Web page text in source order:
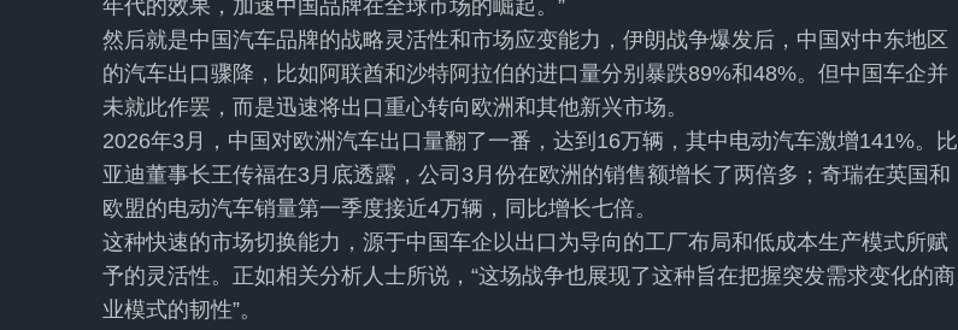
年代的效果，加速中国品牌在全球市场的崛起。”
然后就是中国汽车品牌的战略灵活性和市场应变能力，伊朗战争爆发后，中国对中东地区
的汽车出口骤降，比如阿联酋和沙特阿拉伯的进口量分别暴跌89%和48%。但中国车企并
未就此作罢，而是迅速将出口重心转向欧洲和其他新兴市场。
2026年3月，中国对欧洲汽车出口量翻了一番，达到16万辆，其中电动汽车激增141%。比
亚迪董事长王传福在3月底透露，公司3月份在欧洲的销售额增长了两倍多；奇瑞在英国和
欧盟的电动汽车销量第一季度接近4万辆，同比增长七倍。
这种快速的市场切换能力，源于中国车企以出口为导向的工厂布局和低成本生产模式所赋
予的灵活性。正如相关分析人士所说，“这场战争也展现了这种旨在把握突发需求变化的商
业模式的韧性”。